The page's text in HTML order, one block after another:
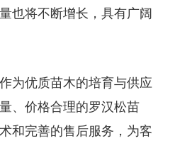
也将不断增长，具有广阔
为优质苗木的培育与供应
、价格合理的罗汉松苗
和完善的售后服务，为客